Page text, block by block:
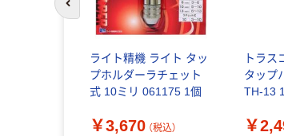
ライト精機 ライト タッ
プホルダーラチェット
式 10ミリ 061175 1個
￥3,670 （税込）
トラス
タップ
TH-13
￥
前のスライドへ